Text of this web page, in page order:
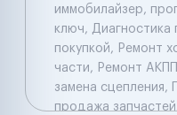
иммобилайзер,
ключ, Диагностика
покупкой, Ремонт
части, Ремонт
замена сцепления,
продажа запчастей.